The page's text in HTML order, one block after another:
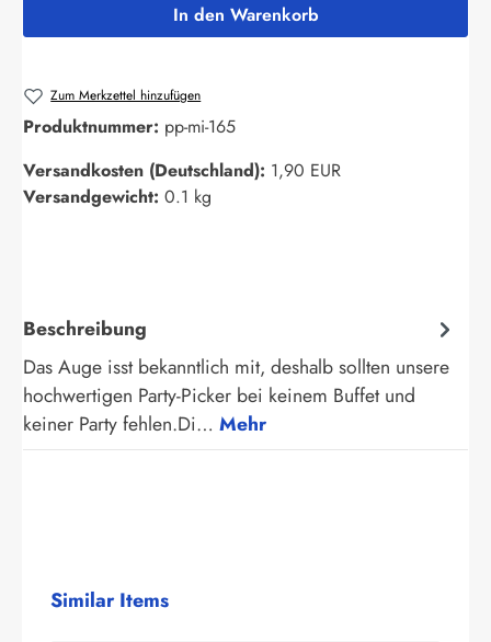
In den Warenkorb
Zum Merkzettel hinzufügen
Produktnummer: pp-mi-165
Versandkosten (Deutschland): 1,90 EUR
Versandgewicht: 0.1 kg
Beschreibung
Das Auge isst bekanntlich mit, deshalb sollten unsere
hochwertigen Party-Picker bei keinem Buffet und
keiner Party fehlen.Di… Mehr
Produktgalerie überspringen
Similar Items